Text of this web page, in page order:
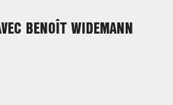
BENOÎT WIDEMANN